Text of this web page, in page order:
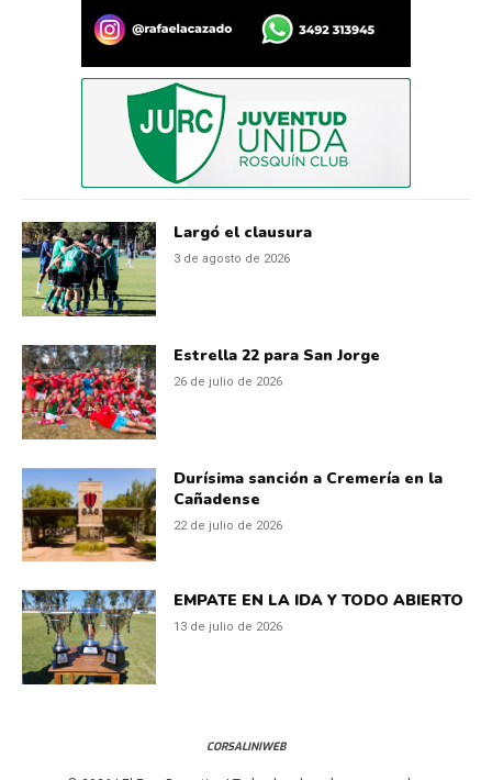
Largó el clausura
3 de agosto de 2026
Estrella 22 para San Jorge
26 de julio de 2026
Durísima sanción a Cremería en la
Cañadense
22 de julio de 2026
EMPATE EN LA IDA Y TODO ABIERTO
13 de julio de 2026
CORSALINIWEB